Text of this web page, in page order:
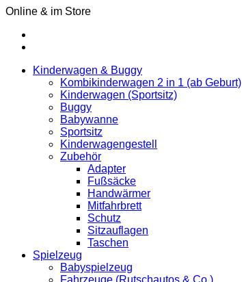
Online & im Store
Kinderwagen & Buggy
Kombikinderwagen 2 in 1 (ab Geburt)
Kinderwagen (Sportsitz)
Buggy
Babywanne
Sportsitz
Kinderwagengestell
Zubehör
Adapter
Fußsäcke
Handwärmer
Mitfahrbrett
Schutz
Sitzauflagen
Taschen
Spielzeug
Babyspielzeug
Fahrzeuge (Rutschautos & Co.)